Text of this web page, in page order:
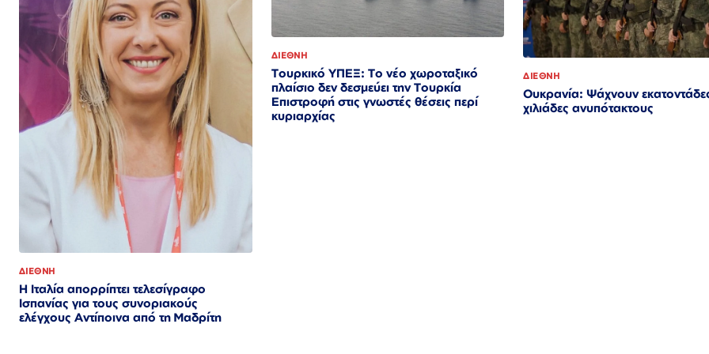
ΔΙΕΘΝΗ
Η Ιταλία απορρίπτει τελεσίγραφο
Ισπανίας για τους συνοριακούς
ελέγχους Αντίποινα από τη Μαδρίτη
ΔΙΕΘΝΗ
Τουρκικό ΥΠΕΞ: Το νέο χωροταξικό
πλαίσιο δεν δεσμεύει την Τουρκία
Επιστροφή στις γνωστές θέσεις περί
κυριαρχίας
ΔΙΕΘΝΗ
Ουκρανία: Ψάχνουν
χιλιάδες ανυπότακτους